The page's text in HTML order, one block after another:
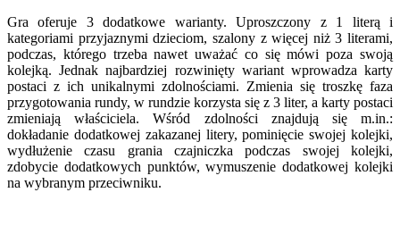
Gra oferuje 3 dodatkowe warianty. Uproszczony z 1 literą i
kategoriami przyjaznymi dzieciom, szalony z więcej niż 3 literami,
podczas, którego trzeba nawet uważać co się mówi poza swoją
kolejką. Jednak najbardziej rozwinięty wariant wprowadza karty
postaci z ich unikalnymi zdolnościami. Zmienia się troszkę faza
przygotowania rundy, w rundzie korzysta się z 3 liter, a karty postaci
zmieniają właściciela. Wśród zdolności znajdują się m.in.:
dokładanie dodatkowej zakazanej litery, pominięcie swojej kolejki,
wydłużenie czasu grania czajniczka podczas swojej kolejki,
zdobycie dodatkowych punktów, wymuszenie dodatkowej kolejki
na wybranym przeciwniku.